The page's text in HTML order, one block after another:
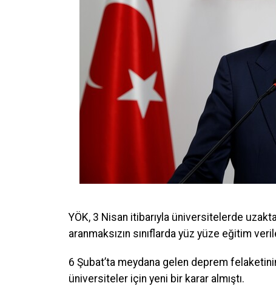
YÖK, 3 Nisan itibarıyla üniversitelerde
aranmaksızın sınıflarda yüz yüze eğitim
6 Şubat’ta meydana gelen deprem
üniversiteler için yeni bir karar almıştı.